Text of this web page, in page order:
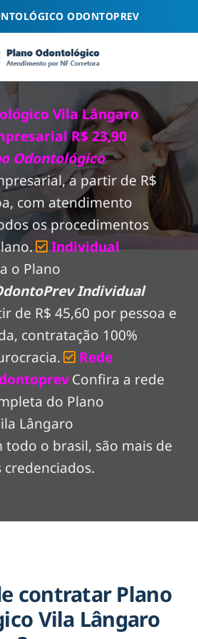
ODONTOPREV
Vila Lângaro
R$ 23,90
Odontológico
a partir de R$
com atendimento
os procedimentos
Individual
o Plano
Individual
de R$ 45,60 por pessoa e
contratação 100%
Rede
Confira a rede
do Plano
Lângaro
todo o brasil, são mais de
contratar Plano
Vila Lângaro